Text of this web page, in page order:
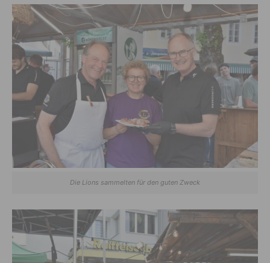
Die Lions sammelten für den guten Zweck